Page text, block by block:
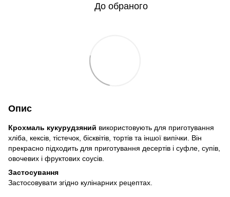
До обраного
Опис
Крохмаль кукурудзяний використовують для приготування
хліба, кексів, тістечок, бісквітів, тортів та іншої випічки. Він
прекрасно підходить для приготування десертів і суфле, супів,
овочевих і фруктових соусів.
Застосування
Застосовувати згідно кулінарних рецептах.